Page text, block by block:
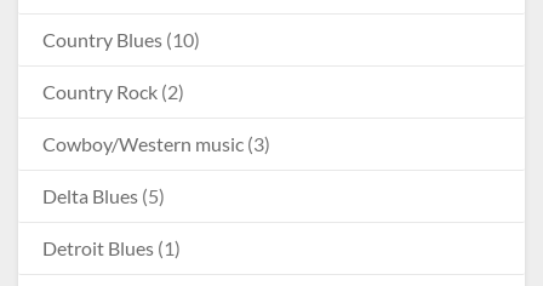
Country Blues (10)
Country Rock (2)
Cowboy/Western music (3)
Delta Blues (5)
Detroit Blues (1)